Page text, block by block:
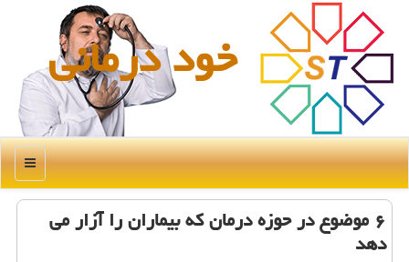
خود درمانی
منو
۶ موضوع در حوزه درمان که بیماران را آزار می
دهد